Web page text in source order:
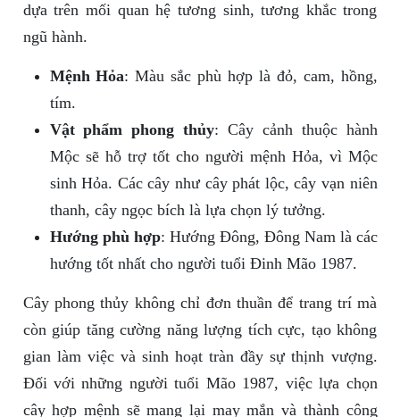
dựa trên mối quan hệ tương sinh, tương khắc trong
ngũ hành.
Mệnh Hỏa: Màu sắc phù hợp là đỏ, cam, hồng,
tím.
Vật phẩm phong thủy: Cây cảnh thuộc hành
Mộc sẽ hỗ trợ tốt cho người mệnh Hỏa, vì Mộc
sinh Hỏa. Các cây như cây phát lộc, cây vạn niên
thanh, cây ngọc bích là lựa chọn lý tưởng.
Hướng phù hợp: Hướng Đông, Đông Nam là các
hướng tốt nhất cho người tuổi Đinh Mão 1987.
Cây phong thủy không chỉ đơn thuần để trang trí mà
còn giúp tăng cường năng lượng tích cực, tạo không
gian làm việc và sinh hoạt tràn đầy sự thịnh vượng.
Đối với những người tuổi Mão 1987, việc lựa chọn
cây hợp mệnh sẽ mang lại may mắn và thành công